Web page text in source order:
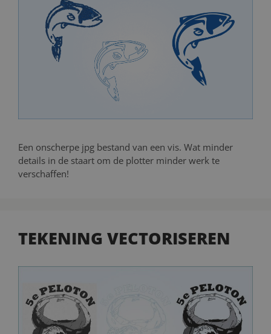
Een onscherpe jpg bestand van een vis. Wat minder
details in de staart om de plotter minder werk te
verschaffen!
TEKENING VECTORISEREN